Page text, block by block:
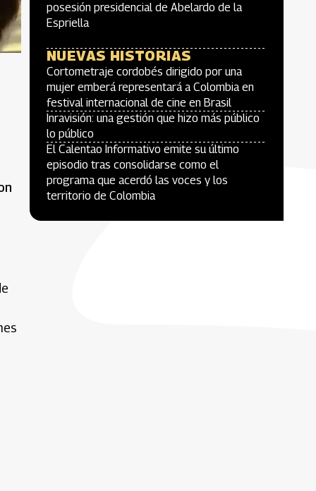
posesión presidencial de Abelardo de la
Espriella
NUEVAS HISTORIAS
Cortometraje cordobés dirigido por una
mujer emberá representará a Colombia en
festival internacional de cine en Brasil
Inravisión: una gestión que hizo más público
lo público
El Calentao Informativo emite su último
episodio tras consolidarse como el
programa que acerdó las voces y los
territorio de Colombia